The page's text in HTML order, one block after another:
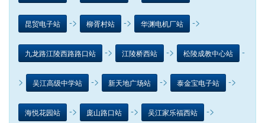
昆贸电子站 -> 柳胥村站 -> 华渊电机厂站 ->
九龙路江陵西路路口站 -> 江陵桥西站 -> 松陵成教中心站 -
> 吴江高级中学站 -> 新天地广场站 -> 泰金宝电子站 ->
海悦花园站 -> 庞山路口站 -> 吴江家乐福西站 ->